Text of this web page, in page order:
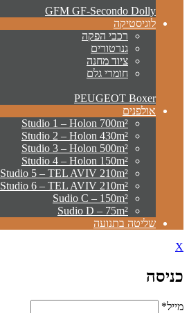
GFM GF-Secondo Dolly
לוגיסטיקה
רכבי הפקה
גנרטורים
ציוד מחנה
חומרי גלם
PEUGEOT Boxer
אולפנים
Studio 1 – Holon 700m²
Studio 2 – Holon 430m²
Studio 3 – Holon 500m²
Studio 4 – Holon 150m²
Studio 5 – TEL AVIV 210m²
Studio 6 – TEL AVIV 210m²
Sudio C – 150m²
Sudio D – 75m²
שליטה בתנועה
X
כניסה
מייל*